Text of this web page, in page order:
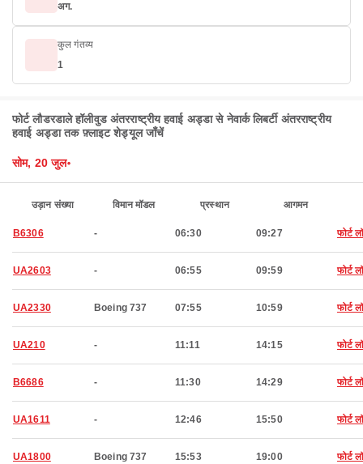
अग.
कुल गंतव्य
1
फोर्ट लौडरडाले हॉलीवुड अंतरराष्ट्रीय हवाई अड्डा से नेवार्क लिबर्टी अंतरराष्ट्रीय
हवाई अड्डा तक फ़्लाइट शेड्यूल जाँचें
सोम, 20 जुल॰
उड़ान संख्या विमान मॉडल प्रस्थान आगमन
B6306 - 06:30 09:27 फोर्ट
UA2603 - 06:55 09:59 फोर्ट
UA2330 Boeing 737 07:55 10:59 फोर्ट
UA210 - 11:11 14:15 फोर्ट
B6686 - 11:30 14:29 फोर्ट
UA1611 - 12:46 15:50 फोर्ट
UA1800 Boeing 737 15:53 19:00 फोर्ट